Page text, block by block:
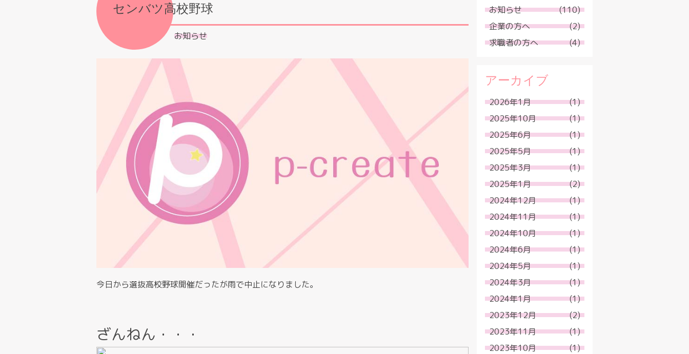
センバツ高校野球
お知らせ
今日から選抜高校野球開催だったが雨で中止になりました。
ざんねん・・・
お知らせ
(110)
企業の方へ
(2)
求職者の方へ
(4)
アーカイブ
2026年1月
(1)
2025年10月
(1)
2025年6月
(1)
2025年5月
(1)
2025年3月
(1)
2025年1月
(2)
2024年12月
(1)
2024年11月
(1)
2024年10月
(1)
2024年6月
(1)
2024年5月
(1)
2024年3月
(1)
2024年1月
(1)
2023年12月
(2)
2023年11月
(1)
2023年10月
(1)